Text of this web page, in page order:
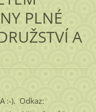
PLNÉ
A
:-). Odkaz: